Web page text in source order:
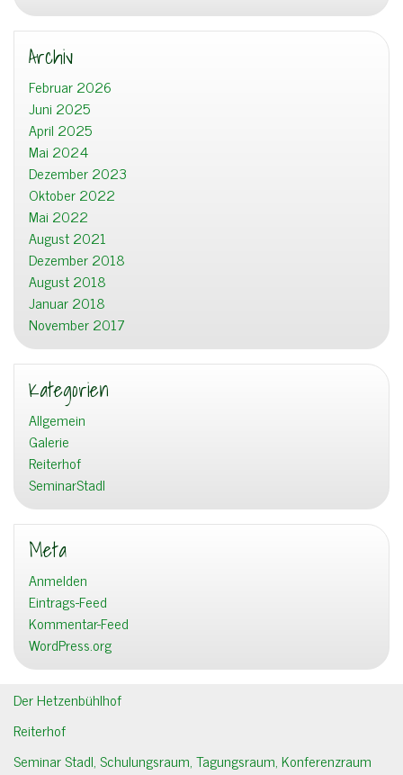
Archiv
Februar 2026
Juni 2025
April 2025
Mai 2024
Dezember 2023
Oktober 2022
Mai 2022
August 2021
Dezember 2018
August 2018
Januar 2018
November 2017
Kategorien
Allgemein
Galerie
Reiterhof
SeminarStadl
Meta
Anmelden
Eintrags-Feed
Kommentar-Feed
WordPress.org
Der Hetzenbühlhof
Reiterhof
Seminar Stadl, Schulungsraum, Tagungsraum, Konferenzraum